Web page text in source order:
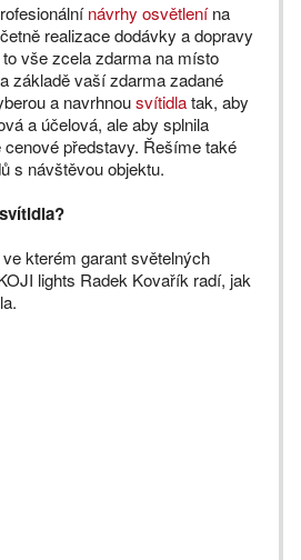
návrhy osvětlenína
realizace dodávky a dopravy
vše zcela zdarma na místo
základě vaší zdarma zadané
a navrhnousvítidlatak, aby
a účelová, ale aby splnila
představy. Řešíme také
s návštěvou objektu.
kterém garant světelných
lights Radek Kovařík radí, jak